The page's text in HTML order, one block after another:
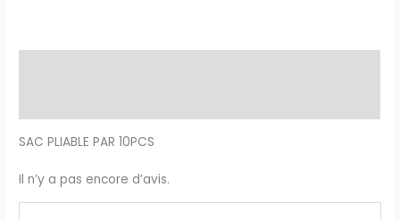
SAC PLIABLE PAR 10PCS
Il n’y a pas encore d’avis.